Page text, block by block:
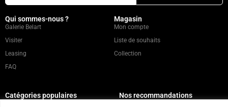
Qui sommes-nous ?
Galerie Belart
Visiter
Leasing
FAQ
Magasin
Mon compte
Liste de souhaits
Collection
Catégories populaires Nos recommandations